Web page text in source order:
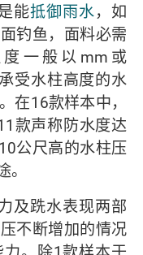
能抵御雨水，如
钓鱼，面料必需
一般以mm或
受水柱高度的水
在16款样本中，
款声称防水度达
公尺高的水柱压
及跣水表现两部
不断增加的情况